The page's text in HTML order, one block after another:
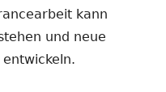
kann
und neue